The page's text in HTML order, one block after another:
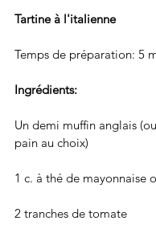
Tartine à l'italienne
Temps de préparation: 5
Ingrédients:
Un demi muffin anglais
pain au choix)
1 c. à thé de mayonnaise
2 tranches de tomate